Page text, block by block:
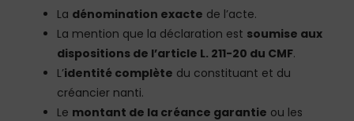
La dénomination exacte de l’acte.
La mention que la déclaration est soumise aux
dispositions de l’article L. 211-20 du CMF.
L’identité complète du constituant et du
créancier nanti.
Le montant de la créance garantie ou les